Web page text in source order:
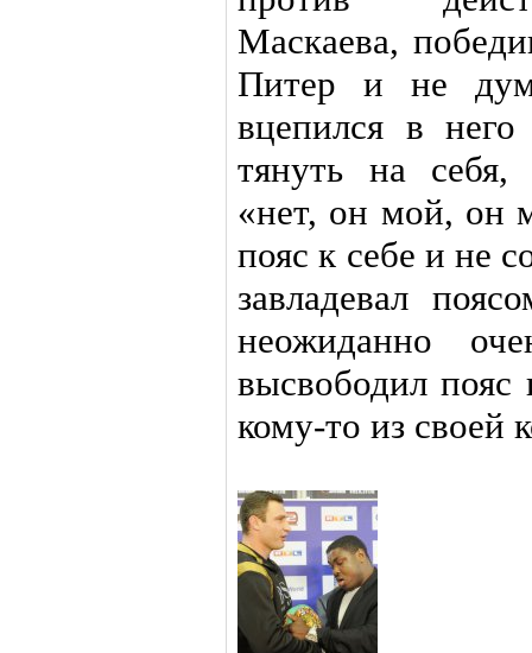
Маскаева,
Питер и не
вцепился в
тянуть на себя,
«нет, он мой, он
пояс к себе и не
завладевал
неожиданно
высвободил пояс
кому-то из своей